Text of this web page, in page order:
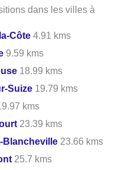
dans les villes à
Côte 4.91 kms
9.59 kms
18.99 kms
Suize 19.79 kms
kms
23.39 kms
Blancheville 23.66 kms
25.7 kms